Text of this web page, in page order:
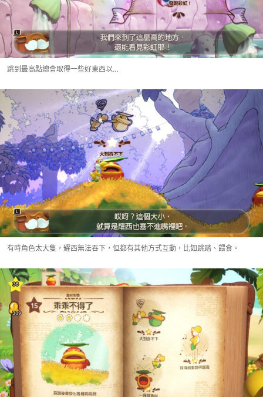
跳到最高點總會取得一些好東西以…
有時角色太大隻，耀西無法吞下，但都有其他方式互動，比如跳踏、餵食。